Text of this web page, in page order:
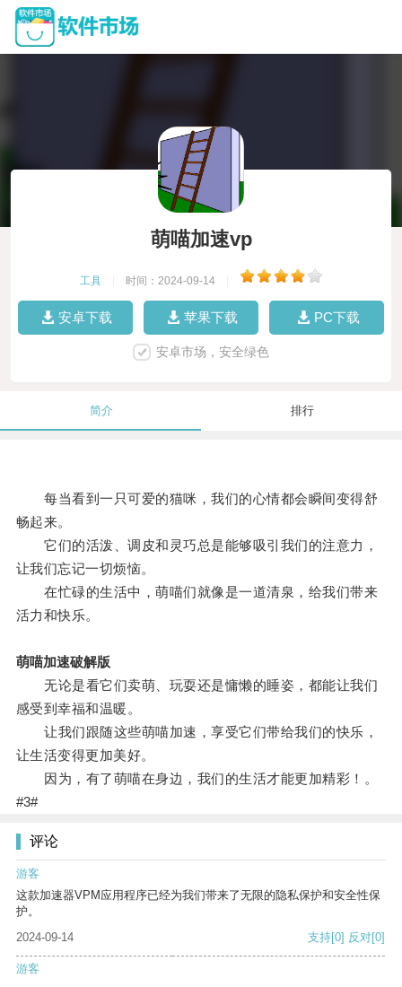
萌喵加速vp
工具 时间：2024-09-14
安卓下载 苹果下载 PC下载
安卓市场，安全绿色
简介 排行
每当看到一只可爱的猫咪，我们的心情都会瞬间变得舒
畅起来。
它们的活泼、调皮和灵巧总是能够吸引我们的注意力，
让我们忘记一切烦恼。
在忙碌的生活中，萌喵们就像是一道清泉，给我们带来
活力和快乐。
萌喵加速破解版
无论是看它们卖萌、玩耍还是慵懒的睡姿，都能让我们
感受到幸福和温暖。
让我们跟随这些萌喵加速，享受它们带给我们的快乐，
让生活变得更加美好。
因为，有了萌喵在身边，我们的生活才能更加精彩！。
#3#
评论
游客
这款加速器VPM应用程序已经为我们带来了无限的隐私保护和安全性保
护。
2024-09-14
支持[0] 反对[0]
游客